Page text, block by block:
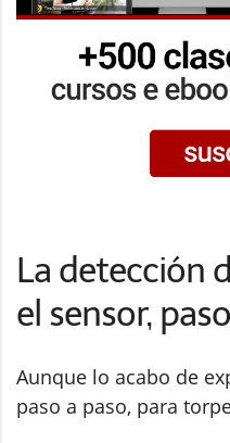
La detección
el sensor,
Aunque lo acabo de
paso a paso, para